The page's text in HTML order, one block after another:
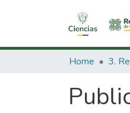
Home